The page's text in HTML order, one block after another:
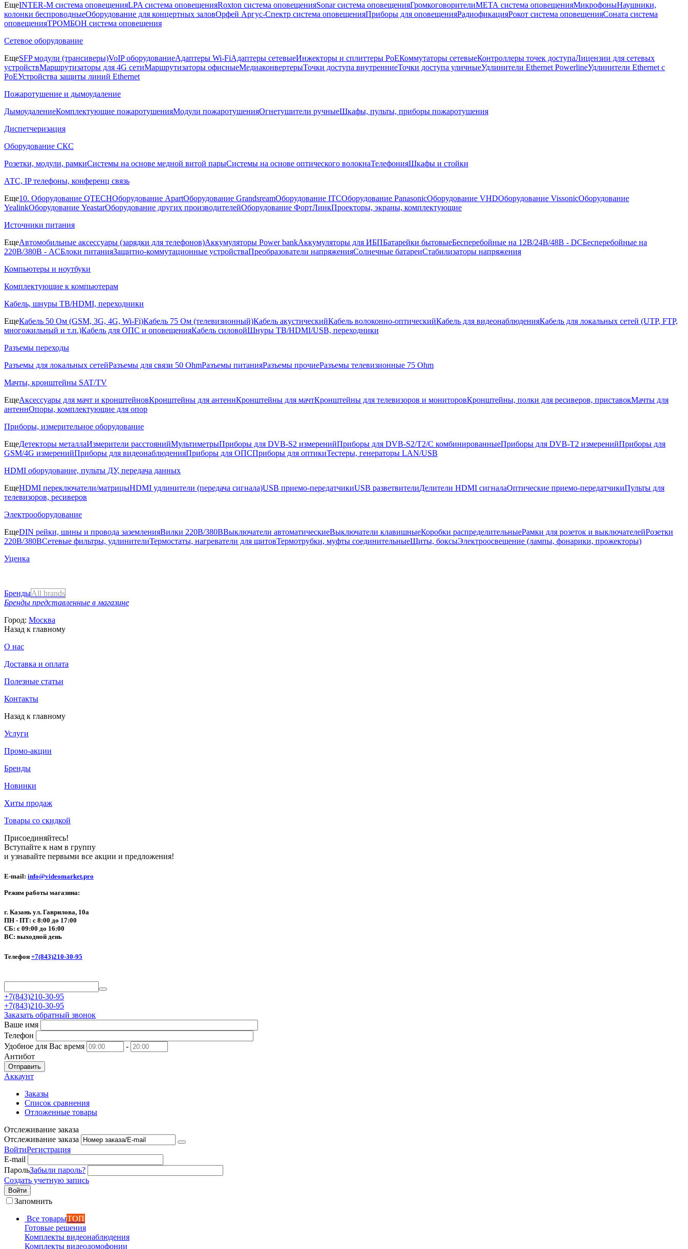
ЕщеINTER-M система оповещенияLPA система оповещенияRoxton система оповещенияSonar система оповещенияГромкоговорителиМЕТА система оповещенияМикрофоныНаушники,
колонки беспроводныеОборудование для концертных заловОрфей Аргус-Спектр система оповещенияПриборы для оповещенияРадиофикацияРокот система оповещенияСоната система
оповещенияТРОМБОН система оповещения
Сетевое оборудование
ЕщеSFP модули (трансиверы)VoIP оборудованиеАдаптеры Wi-FiАдаптеры сетевыеИнжекторы и сплиттеры РоЕКоммутаторы сетевыеКонтроллеры точек доступаЛицензии для сетевых
устройствМаршрутизаторы для 4G сетиМаршрутизаторы офисныеМедиаконвертерыТочки доступа внутренниеТочки доступа уличныеУдлинители Ethernet PowerlineУдлинители Ethernet с
PoEУстройства защиты линий Ethernet
Пожаротушение и дымоудаление
ДымоудалениеКомплектующие пожаротушенияМодули пожаротушенияОгнетушители ручныеШкафы, пульты, приборы пожаротушения
Диспетчеризация
Оборудование СКС
Розетки, модули, рамкиСистемы на основе медной витой парыСистемы на основе оптического волокнаТелефонияШкафы и стойки
АТС, IP телефоны, конференц связь
Еще10. Оборудование QTECHОборудование ApartОборудование GrandsreamОборудование ITCОборудование PanasonicОборудование VHDОборудование VissonicОборудование
YealinkОборудование YeastarОборудование других производителейОборудование ФортЛинкПроекторы, экраны, комплектующие
Источники питания
ЕщеАвтомобильные аксессуары (зарядки для телефонов)Аккумуляторы Power bankАккумуляторы для ИБПБатарейки бытовыеБесперебойные на 12В/24В/48В - DCБесперебойные на
220В/380В - ACБлоки питанияЗащитно-коммутационные устройстваПреобразователи напряженияСолнечные батареиСтабилизаторы напряжения
Компьютеры и ноутбуки
Комплектующие к компьютерам
Кабель, шнуры ТВ/HDMI, переходники
ЕщеКабель 50 Ом (GSM, 3G, 4G, Wi-Fi)Кабель 75 Ом (телевизионный)Кабель акустическийКабель волоконно-оптическийКабель для видеонаблюденияКабель для локальных сетей (UTP, FTP,
многожильный и т.п.)Кабель для ОПС и оповещенияКабель силовойШнуры ТВ/HDMI/USB, переходники
Разъемы переходы
Разъемы для локальных сетейРазъемы для связи 50 OhmРазъемы питанияРазъемы прочиеРазъемы телевизионные 75 Ohm
Мачты, кронштейны SAT/TV
ЕщеАксессуары для мачт и кронштейновКронштейны для антеннКронштейны для мачтКронштейны для телевизоров и мониторовКронштейны, полки для ресиверов, приставокМачты для
антеннОпоры, комплектующие для опор
Приборы, измерительное оборудование
ЕщеДетекторы металлаИзмерители расстоянийМультиметрыПриборы для DVB-S2 измеренийПриборы для DVB-S2/T2/C комбинированныеПриборы для DVB-T2 измеренийПриборы для
GSM/4G измеренийПриборы для видеонаблюденияПриборы для ОПСПриборы для оптикиТестеры, генераторы LAN/USB
HDMI оборудование, пульты ДУ, передача данных
ЕщеHDMI переключатели/матрицыHDMI удлинители (передача сигнала)USB приемо-передатчикиUSB разветвителиДелители HDMI сигналаОптические приемо-передатчикиПульты для
телевизоров, ресиверов
Электрооборудование
ЕщеDIN рейки, шины и провода заземленияВилки 220В/380ВВыключатели автоматическиеВыключатели клавишныеКоробки распределительныеРамки для розеток и выключателейРозетки
220В/380ВСетевые фильтры, удлинителиТермостаты, нагреватели для щитовТермотрубки, муфты соединительныеЩиты, боксыЭлектроосвещение (лампы, фонарики, прожекторы)
Уценка
БрендыAll brands
Бренды представленные в магазине
Город: Москва
Назад к главному
О нас
Доставка и оплата
Полезные статьи
Контакты
Назад к главному
Услуги
Промо-акции
Бренды
Новинки
Хиты продаж
Товары со скидкой
Присоединяйтесь!
Вступайте к нам в группу
и узнавайте первыми все акции и предложения!
E-mail: info@videomarket.pro
Режим работы магазина:
г. Казань ул. Гаврилова, 10а
ПН - ПТ: с 8:00 до 17:00
СБ: с 09:00 до 16:00
ВС: выходной день
Телефон +7(843)210-30-95
+7(843)210-30-95
+7(843)210-30-95
Заказать обратный звонок
Ваше имя
Телефон
Удобное для Вас время
-
Антибот
Отправить
Аккаунт
Заказы
Список сравнения
Отложенные товары
Отслеживание заказа
Отслеживание заказа
ВойтиРегистрация
E-mail
ПарольЗабыли пароль?
Создать учетную запись
Войти
Запомнить
Все товарыТОП
Готовые решения
Комплекты видеонаблюдения
Комплекты видеодомофонии